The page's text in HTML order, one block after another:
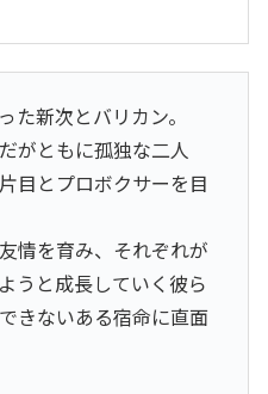
た新次とバリカン。
がともに孤独な二人
目とプロボクサーを目
情を育み、それぞれが
うと成長していく彼ら
きないある宿命に直面